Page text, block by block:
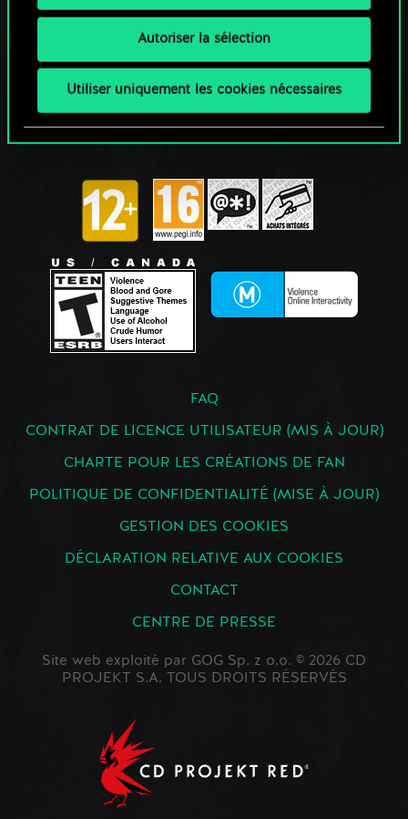
Autoriser la sélection
Utiliser uniquement les cookies nécessaires
FAQ
CONTRAT DE LICENCE UTILISATEUR (MIS À JOUR)
CHARTE POUR LES CRÉATIONS DE FAN
POLITIQUE DE CONFIDENTIALITÉ (MISE À JOUR)
GESTION DES COOKIES
DÉCLARATION RELATIVE AUX COOKIES
CONTACT
CENTRE DE PRESSE
Site web exploité par GOG Sp. z o.o. © 2026 CD
PROJEKT S.A. TOUS DROITS RÉSERVÉS